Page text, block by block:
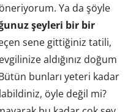
Ya da şöyle
şeyleri bir bir
sene gittiğiniz tatili,
aldığınız doğum
bunları yeteri kadar
öyle değil mi?